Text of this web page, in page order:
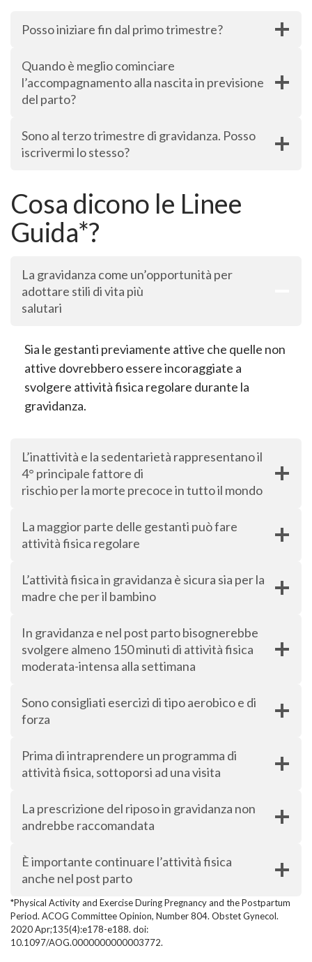
Posso iniziare fin dal primo trimestre?
Quando è meglio cominciare
l’accompagnamento alla nascita in previsione
del parto?
Sono al terzo trimestre di gravidanza. Posso
iscrivermi lo stesso?
Cosa dicono le Linee
Guida*?
La gravidanza come un’opportunità per
adottare stili di vita più
salutari
Sia le gestanti previamente attive che quelle non
attive dovrebbero essere incoraggiate a
svolgere attività fisica regolare durante la
gravidanza.
L’inattività e la sedentarietà rappresentano il
4° principale fattore di
rischio per la morte precoce in tutto il mondo
La maggior parte delle gestanti può fare
attività fisica regolare
L’attività fisica in gravidanza è sicura sia per la
madre che per il bambino
In gravidanza e nel post parto bisognerebbe
svolgere almeno 150 minuti di attività fisica
moderata-intensa alla settimana
Sono consigliati esercizi di tipo aerobico e di
forza
Prima di intraprendere un programma di
attività fisica, sottoporsi ad una visita
La prescrizione del riposo in gravidanza non
andrebbe raccomandata
È importante continuare l’attività fisica
anche nel post parto
*Physical Activity and Exercise During Pregnancy and the Postpartum
Period. ACOG Committee Opinion, Number 804. Obstet Gynecol.
2020 Apr;135(4):e178-e188. doi:
10.1097/AOG.0000000000003772.